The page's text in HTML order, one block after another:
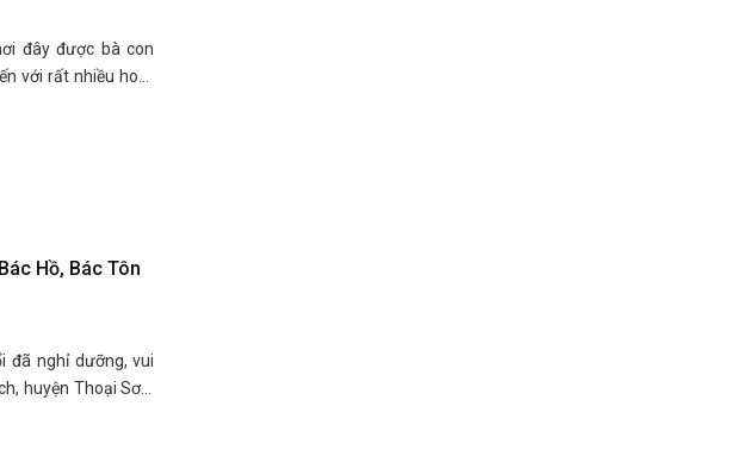
đây được bà con
với rất nhiều hoạt
Hồ, Bác Tôn
đã nghỉ dưỡng, vui
huyện Thoại Sơn,